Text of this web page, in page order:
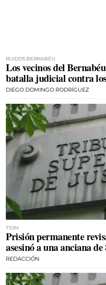
RUIDOS BERNABÉU
Los vecinos del
batalla judicial contra
DIEGO DOMINGO RODRÍGUEZ
TSJM
Prisión permanente
asesinó a una anciana
REDACCIÓN